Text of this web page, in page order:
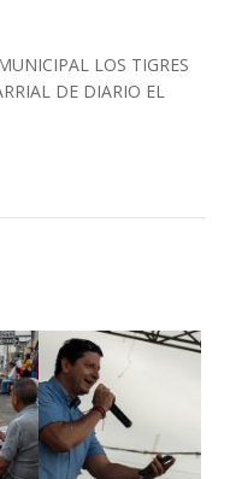
LOS TIGRES
DE DIARIO EL